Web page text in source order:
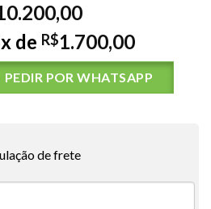
de R$1.700,00
SURF PRONE – 2025 – TAM:
PEDIR POR WHATSAPP
de frete